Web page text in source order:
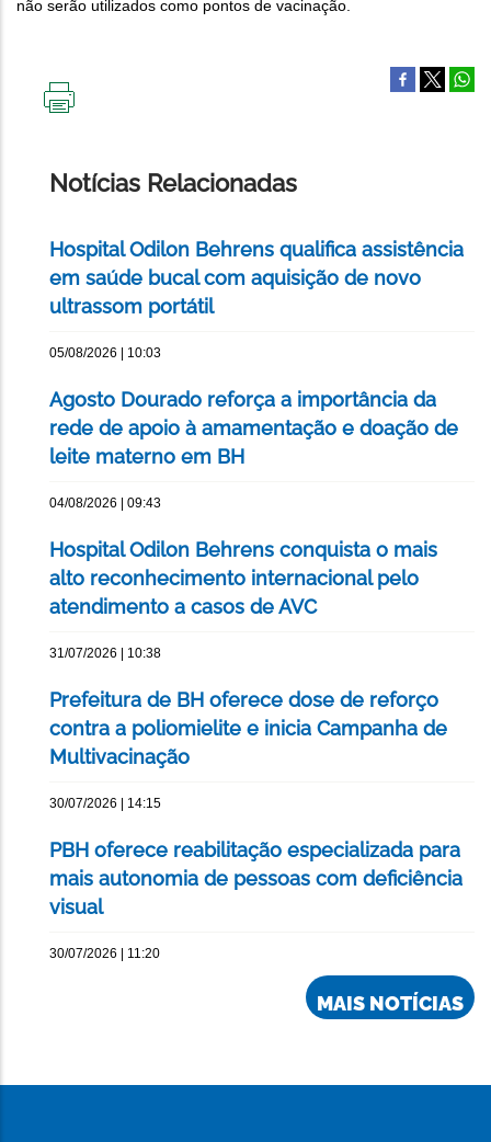
não serão utilizados como pontos de vacinação.
Notícias Relacionadas
Hospital Odilon Behrens qualifica assistência
em saúde bucal com aquisição de novo
ultrassom portátil
05/08/2026 | 10:03
Agosto Dourado reforça a importância da
rede de apoio à amamentação e doação de
leite materno em BH
04/08/2026 | 09:43
Hospital Odilon Behrens conquista o mais
alto reconhecimento internacional pelo
atendimento a casos de AVC
31/07/2026 | 10:38
Prefeitura de BH oferece dose de reforço
contra a poliomielite e inicia Campanha de
Multivacinação
30/07/2026 | 14:15
PBH oferece reabilitação especializada para
mais autonomia de pessoas com deficiência
visual
30/07/2026 | 11:20
MAIS NOTÍCIAS